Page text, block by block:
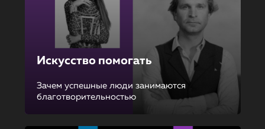
Искусство помогать
Зачем успешные люди занимаются
благотворительностью